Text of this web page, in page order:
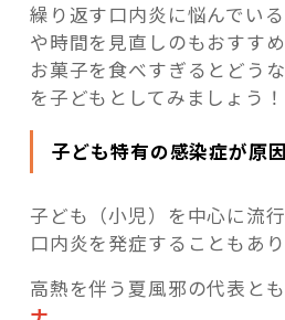
繰り返す口内炎に悩んでい
や時間を見直しのもおすすめ
お菓子を食べすぎるとどう
を子どもとしてみましょう！
子ども特有の感染症が原因
子ども（小児）を中心に流
口内炎を発症することもあり
高熱を伴う夏風邪の代表と